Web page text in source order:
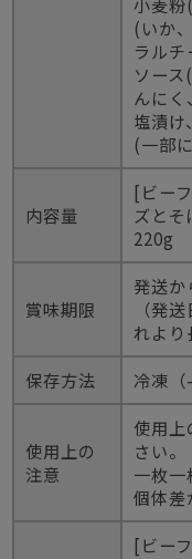
(いか
ラル
ソー
んに
塩漬け
(一部
内容量
[ビー
ズと
220g
賞味期限
発送か
（発
れより
保存方法
冷凍
使用上の
注意
使用
さい。
一枚一
個体差
[ビー